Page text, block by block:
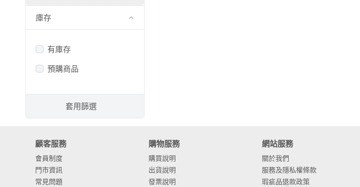
庫存
有庫存
預購商品
套用篩選
顧客服務
會員制度
門市資訊
常見問題
購物服務
購買說明
出貨說明
發票說明
網站服務
關於我們
服務及隱私權條款
瑕疵品退款政策